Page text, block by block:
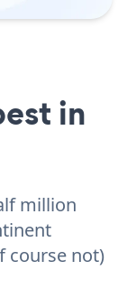
in
million
course not)